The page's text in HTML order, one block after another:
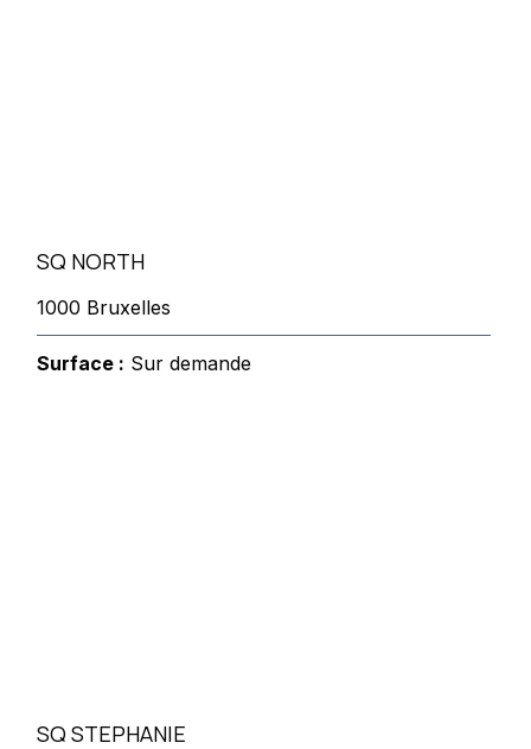
SQ NORTH
1000 Bruxelles
Surface : Sur demande
SQ STEPHANIE